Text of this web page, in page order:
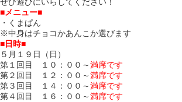
■メニュー■
・くまぱん
※中身はチョコかあんこか選びます
■日時■
５月１９日
（日）
第１回目 １０：００～満席です
第２回目 １２：００～満席です
第３回目 １４：００～満席です
第４回目 １６：００～満席です